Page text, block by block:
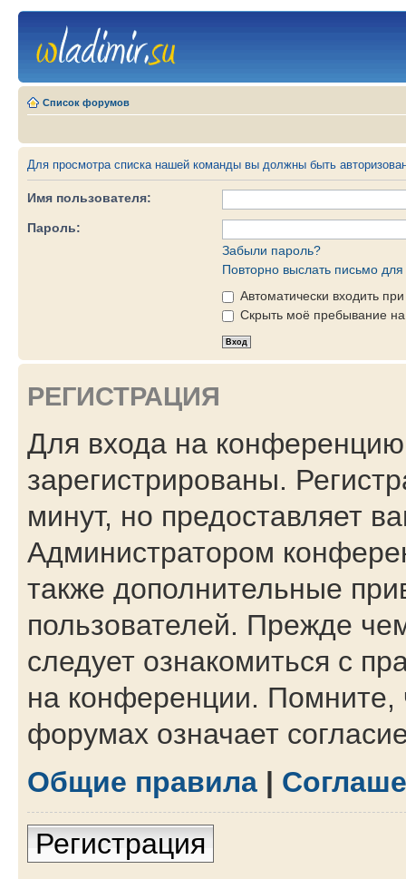
Список форумов
Для просмотра списка нашей команды вы должны быть
Имя пользователя:
Пароль:
Забыли пароль?
Повторно выслать письмо для
Автоматически входить
Скрыть моё пребывание
РЕГИСТРАЦИЯ
Для входа на
зарегистрированы.
минут, но предоставляет
Администратором
также дополнительные
пользователей. Прежде
следует ознакомиться с
на конференции. Помните,
форумах означает
Общие правила |
Регистрация